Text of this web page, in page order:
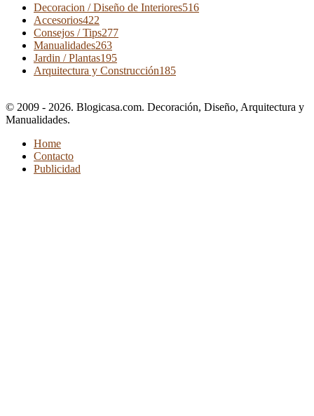
Decoracion / Diseño de Interiores516
Accesorios422
Consejos / Tips277
Manualidades263
Jardin / Plantas195
Arquitectura y Construcción185
© 2009 - 2026. Blogicasa.com. Decoración, Diseño, Arquitectura y
Manualidades.
Home
Contacto
Publicidad